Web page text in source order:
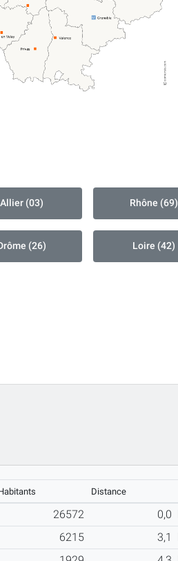
Allier (03) Rhône (69)
(26) Loire (42)
Distance
26572 0,0
6215 3,1